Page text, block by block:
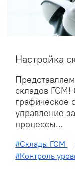
Настройка
складов ГСМ!
графическое
управление
процессы...
#Склады ГСМ
#Контроль